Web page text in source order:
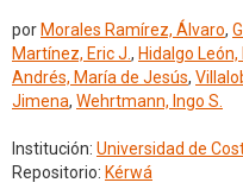
por Morales Ramírez, Álvaro,
Martínez, Eric J., Hidalgo León,
Andrés, María de Jesús,
Jimena, Wehrtmann, Ingo S.
Institución: Universidad de
Repositorio: Kérwá